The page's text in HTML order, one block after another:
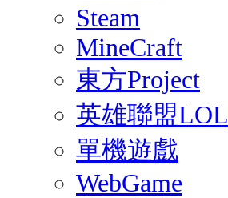
Steam
MineCraft
東方Project
英雄聯盟LOL
單機遊戲
WebGame